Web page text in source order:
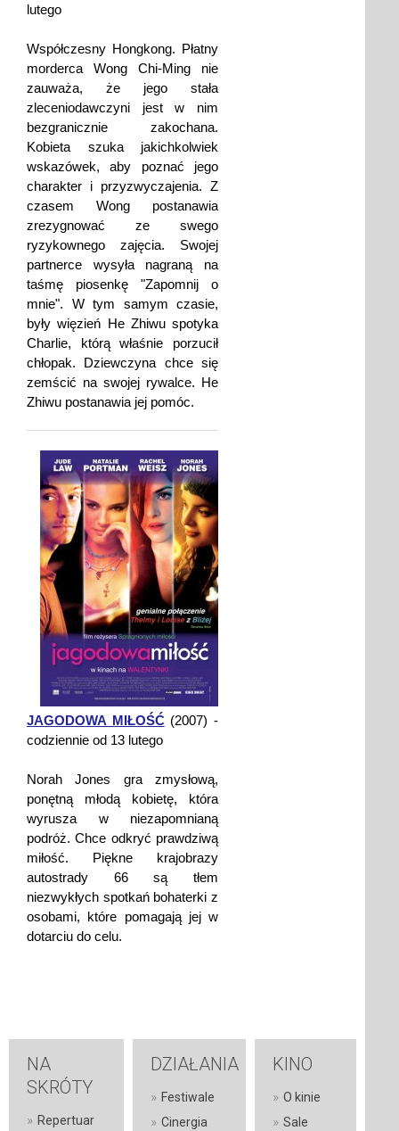
lutego
Współczesny Hongkong. Płatny
morderca Wong Chi-Ming nie
zauważa, że jego stała
zleceniodawczyni jest w nim
bezgranicznie zakochana.
Kobieta szuka jakichkolwiek
wskazówek, aby poznać jego
charakter i przyzwyczajenia. Z
czasem Wong postanawia
zrezygnować ze swego
ryzykownego zajęcia. Swojej
partnerce wysyła nagraną na
taśmę piosenkę "Zapomnij o
mnie". W tym samym czasie,
były więzień He Zhiwu spotyka
Charlie, którą właśnie porzucił
chłopak. Dziewczyna chce się
zemścić na swojej rywalce. He
Zhiwu postanawia jej pomóc.
JAGODOWA MIŁOŚĆ(2007) -
codziennie od 13 lutego
Norah Jones gra zmysłową,
ponętną młodą kobietę, która
wyrusza w niezapomnianą
podróż. Chce odkryć prawdziwą
miłość. Piękne krajobrazy
autostrady 66 są tłem
niezwykłych spotkań bohaterki z
osobami, które pomagają jej w
dotarciu do celu.
NA
SKRÓTY
» Repertuar
DZIAŁANIA
» Festiwale
» Cinergia
KINO
» O kinie
» Sale